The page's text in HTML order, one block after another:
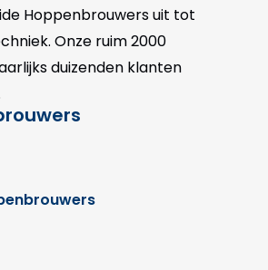
Hoppenbrouwers uit tot
Onze ruim 2000
duizenden klanten